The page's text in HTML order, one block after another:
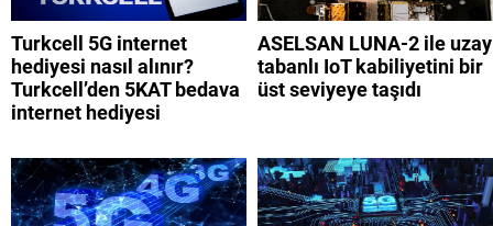
Turkcell 5G internet
hediyesi nasıl alınır?
Turkcell’den 5KAT bedava
internet hediyesi
ASELSAN LUNA-2 ile uzay
tabanlı IoT kabiliyetini bir
üst seviyeye taşıdı